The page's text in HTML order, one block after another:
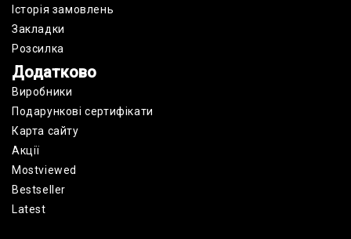
Історія замовлень
Закладки
Розсилка
Додатково
Виробники
Подарункові сертифікати
Карта сайту
Акції
Mostviewed
Bestseller
Latest